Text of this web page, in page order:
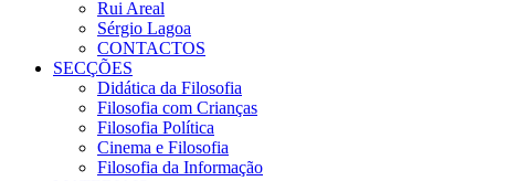
Rui Areal
Sérgio Lagoa
CONTACTOS
SECÇÕES
Didática da Filosofia
Filosofia com Crianças
Filosofia Política
Cinema e Filosofia
Filosofia da Informação